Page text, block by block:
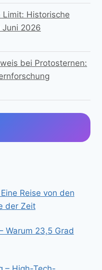
Limit: Historische
Juni 2026
bei Protosternen:
Reise von den
der Zeit
Warum 23,5 Grad